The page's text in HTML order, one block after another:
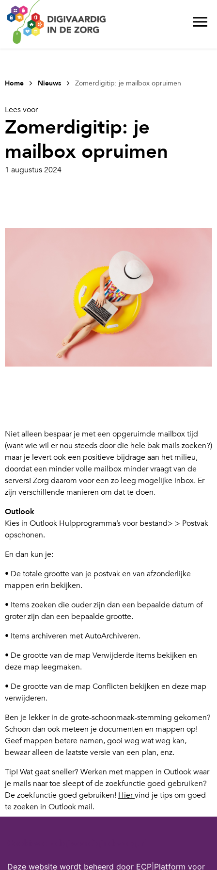
Home Nieuws Zomerdigitip: je mailbox opruimen
Lees voor
Zomerdigitip: je
mailbox opruimen
1 augustus 2024
Niet alleen bespaar je met een opgeruimde mailbox tijd
(want wie wil er nou steeds door die hele bak mails zoeken?)
maar je levert ook een positieve bijdrage aan het milieu,
doordat een minder volle mailbox minder vraagt van de
servers! Zorg daarom voor een zo leeg mogelijke inbox. Er
zijn verschillende manieren om dat te doen.
Outlook
Kies in Outlook Hulpprogramma’s voor bestand> > Postvak
opschonen.
En dan kun je:
• De totale grootte van je postvak en van afzonderlijke
mappen erin bekijken.
• Items zoeken die ouder zijn dan een bepaalde datum of
groter zijn dan een bepaalde grootte.
• Items archiveren met AutoArchiveren.
• De grootte van de map Verwijderde items bekijken en
deze map leegmaken.
• De grootte van de map Conflicten bekijken en deze map
verwijderen.
Ben je lekker in de grote-schoonmaak-stemming gekomen?
Schoon dan ook meteen je documenten en mappen op!
Geef mappen betere namen, gooi weg wat weg kan,
bewaar alleen de laatste versie van een plan, enz.
Tip! Wat gaat sneller? Werken met mappen in Outlook waar
je mails naar toe sleept of de zoekfunctie goed gebruiken?
De zoekfunctie goed gebruiken! Hiervind je tips om goed
te zoeken in Outlook mail.
Deze website wordt beheerd door ECP|Platform voor